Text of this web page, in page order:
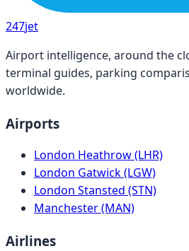
247jet
Airport intelligence, around the
terminal guides, parking
worldwide.
Airports
London Heathrow (LHR)
London Gatwick (LGW)
London Stansted (STN)
Manchester (MAN)
Airlines